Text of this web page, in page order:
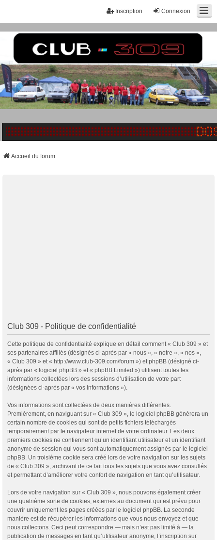
Connexion
Inscription
Accueil du forum
Club 309 - Politique de confidentialité
Cette politique de confidentialité explique en détail comment « Club 309 » et
ses partenaires affiliés (désignés ci-après par « nous », « notre », « nos »,
« Club 309 » et « http://www.club-309.com/forum ») et phpBB (désigné ci-
après par « logiciel phpBB » et « phpBB Limited ») utilisent toutes les
informations collectées lors des sessions d’utilisation de votre part
(désignées ci-après par « vos informations »).
Vos informations sont collectées de deux manières différentes.
Premièrement, en naviguant sur « Club 309 », le logiciel phpBB génèrera un
certain nombre de cookies qui sont de petits fichiers téléchargés
temporairement par le navigateur internet de votre ordinateur. Les deux
premiers cookies ne contiennent qu’un identifiant utilisateur et un identifiant
anonyme de session qui vous sont automatiquement assignés par le logiciel
phpBB. Un troisième cookie sera créé lors de votre navigation sur les sujets
de « Club 309 », archivant de ce fait tous les sujets que vous avez consultés
et permettant d’améliorer votre confort de navigation en tant qu’utilisateur.
Lors de votre navigation sur « Club 309 », nous pouvons également créer
une quatrième sorte de cookies, externes au document qui est prévu pour
couvrir uniquement les pages créées par le logiciel phpBB. La seconde
manière est de récupérer les informations que vous nous envoyez et que
nous collectons. Ceci peut correspondre — mais n’est pas limité à — la
publication de messages en tant qu’utilisateur anonyme, l’inscription sur